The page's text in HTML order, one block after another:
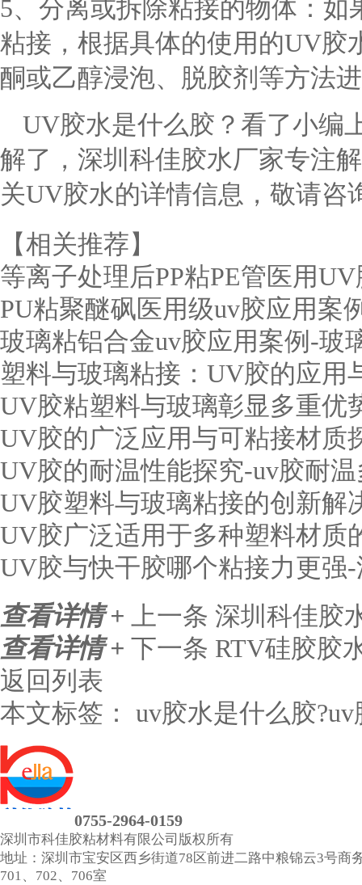
5、分离或拆除粘接的物体：
粘接，根据具体的使用的UV胶
酮或乙醇浸泡、脱胶剂等方法
UV胶水是什么胶？看了小编
解了，深圳科佳胶水厂家专注
关UV胶水的详情信息，敬请
【相关推荐】
等离子处理后PP粘PE管医用
PU粘聚醚砜医用级uv胶应用案
玻璃粘铝合金uv胶应用案例-玻
塑料与玻璃粘接：UV胶的应用
UV胶粘塑料与玻璃彰显多重优
UV胶的广泛应用与可粘接材质
UV胶的耐温性能探究-uv胶耐
UV胶塑料与玻璃粘接的创新解
UV胶广泛适用于多种塑料材质
UV胶与快干胶哪个粘接力更强
查看详情 +
上一条 深圳科佳胶
查看详情 + 下一条 RTV硅胶胶
返回列表
本文标签： uv胶水是什么胶
0755-2964-0159
深圳市科佳胶粘材料有限公司 版权所有
地址：深圳市宝安区西乡街道78区前进二路中粮锦云3号商
701、702、706室